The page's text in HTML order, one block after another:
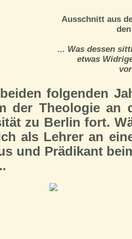
Ausschnitt aus
... Was dessen
etwas
folgenden
der Theologie an
zu Berlin fort.
als Lehrer an
und Prädikant